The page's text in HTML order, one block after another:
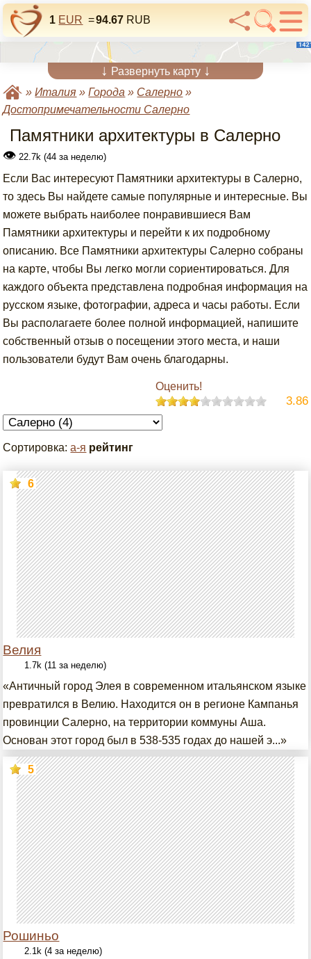
1 EUR =94.67 RUB
↓ Развернуть карту ↓
»Италия »Города » Салерно »
Достопримечательности Салерно
Памятники архитектуры в Салерно
👁 22.7k (44 за неделю)
Если Вас интересуют Памятники архитектуры в Салерно,
то здесь Вы найдете самые популярные и интересные. Вы
можете выбрать наиболее понравившиеся Вам
Памятники архитектуры и перейти к их подробному
описанию. Все Памятники архитектуры Салерно собраны
на карте, чтобы Вы легко могли сориентироваться. Для
каждого объекта представлена подробная информация на
русском языке, фотографии, адреса и часы работы. Если
Вы располагаете более полной информацией, напишите
собственный отзыв о посещении этого места, и наши
пользователи будут Вам очень благодарны.
Оценить!
3.86
Сортировка:а-я рейтинг
Велия
6
1.7k (11 за неделю)
«Античный город Элея в современном итальянском языке
превратился в Велию. Находится он в регионе Кампанья
провинции Салерно, на территории коммуны Аша.
Основан этот город был в 538-535 годах до нашей э...»
Рошиньо
5
2.1k (4 за неделю)